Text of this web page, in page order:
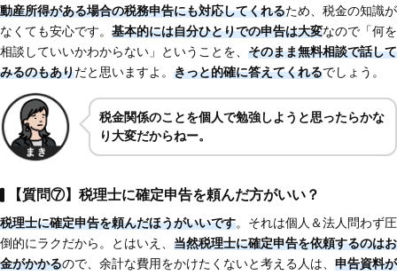
動産所得がある場合の税務申告にも対応してくれるため、税金の知識が
なくても安心です。 基本的には自分ひとりでの申告は大変なので「何を
相談していいかわからない」ということを、 そのまま無料相談で話して
みるのもありだと思いますよ。 きっと的確に答えてくれるでしょう。
税金関係のことを個人で勉強しようと思ったらかな
り大変だからねー。
【質問⑦】税理士に確定申告を頼んだ方がいい？
税理士に確定申告を頼んだほうがいいです。それは個人＆法人問わず圧
倒的にラクだから。とはいえ、 当然税理士に確定申告を依頼するのはお
金がかかるので、余計な費用をかけたくないと考える人は、 申告資料が